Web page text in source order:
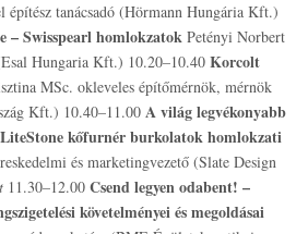
építész tanácsadó (Hörmann Hungária Kft.)
– Swisspearl homlokzatok Petényi Norbert
Hungaria Kft.) 10.20–10.40 Korcolt
MSc. okleveles építőmérnök, mérnök
Kft.) 10.40–11.00 A világ legvékonyabb
kőfurnér burkolatok homlokzati
és marketingvezető (Slate Design
11.30–12.00 Csend legyen odabent! –
követelményei és megoldásai